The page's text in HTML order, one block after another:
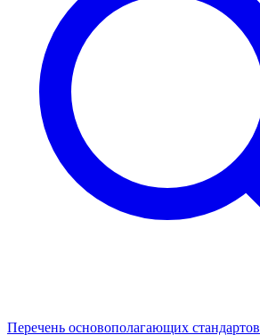
Перечень основополагающих стандартов